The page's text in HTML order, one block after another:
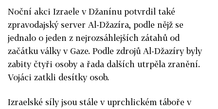
Noční akci Izraele v Džanínu potvrdil také
zpravodajský server Al-Džazíra, podle nějž se
jednalo o jeden z nejrozsáhlejších zátahů od
začátku války v Gaze. Podle zdrojů Al-Džazíry byly
zabity čtyři osoby a řada dalších utrpěla zranění.
Vojáci zatkli desítky osob.
Izraelské síly jsou stále v uprchlickém táboře v